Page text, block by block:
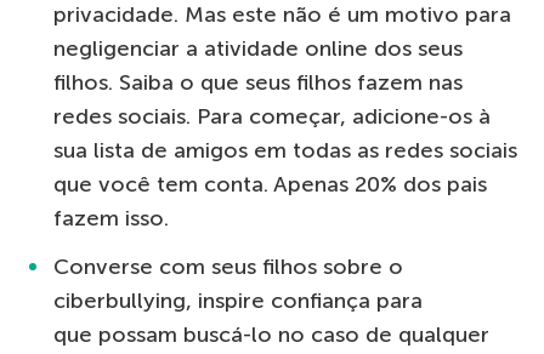
privacidade. Mas este não é um motivo para
negligenciar a atividade online dos seus
filhos. Saiba o que seus filhos fazem nas
redes sociais. Para começar, adicione-os à
sua lista de amigos em todas as redes sociais
que você tem conta. Apenas 20% dos pais
fazem isso.
Converse com seus filhos sobre o
ciberbullying, inspire confiança para
que possam buscá-lo no caso de qualquer